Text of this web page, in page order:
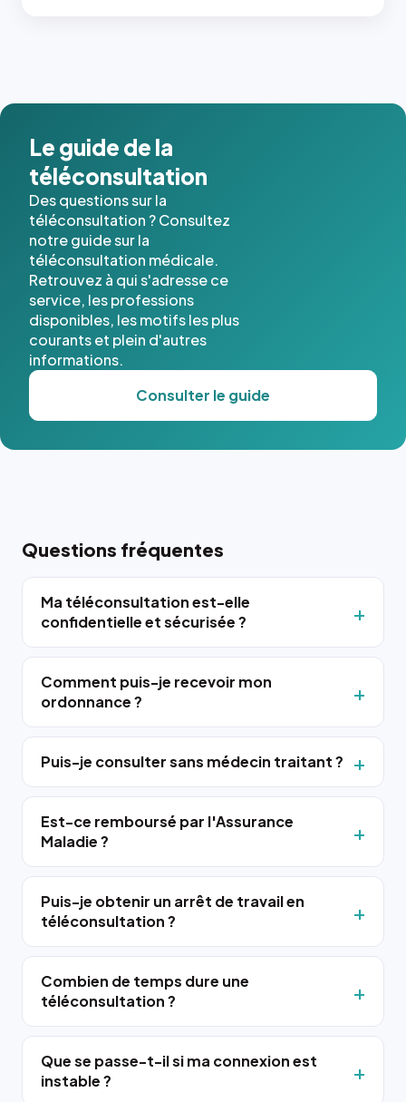
Le guide de la
téléconsultation
Des questions sur la
téléconsultation ? Consultez
notre guide sur la
téléconsultation médicale.
Retrouvez à qui s'adresse ce
service, les professions
disponibles, les motifs les plus
courants et plein d'autres
informations.
Consulter le guide
Questions fréquentes
Ma téléconsultation est-elle
confidentielle et sécurisée ?
Comment puis-je recevoir mon
ordonnance ?
Puis-je consulter sans médecin traitant ?
Est-ce remboursé par l'Assurance
Maladie ?
Puis-je obtenir un arrêt de travail en
téléconsultation ?
Combien de temps dure une
téléconsultation ?
Que se passe-t-il si ma connexion est
instable ?